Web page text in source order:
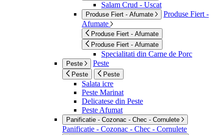
Salam Crud - Uscat
Produse Fiert - Afumate
Produse Fiert -
Afumate
Produse Fiert - Afumate
Produse Fiert - Afumate
Specialitati din Carne de Porc
Peste Peste
Peste Peste
Salata icre
Peste Marinat
Delicatese din Peste
Peste Afumat
Panificatie - Cozonac - Chec - Cornulete
Panificatie - Cozonac - Chec - Cornulete